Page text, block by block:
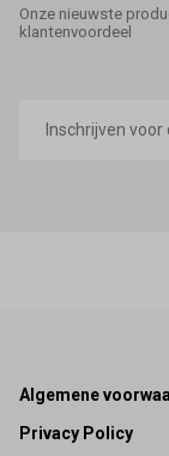
Onze nieuwste
klantenvoordeel
mailadres
Footer
Algemene
Privacy Policy